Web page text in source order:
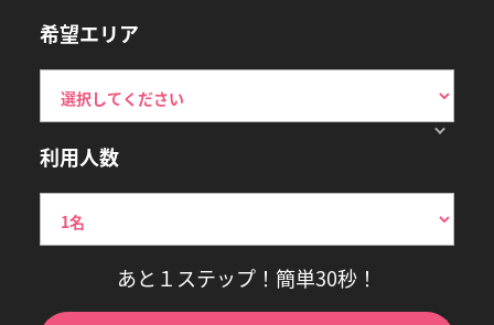
希望エリア
利用人数
あと１ステップ！簡単30秒！